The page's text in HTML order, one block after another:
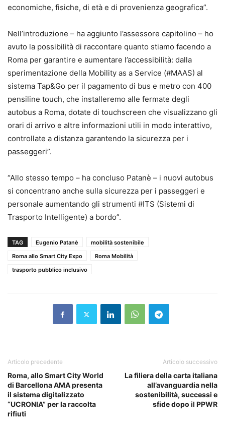
economiche, fisiche, di età e di provenienza geografica”.
Nell’introduzione – ha aggiunto l’assessore capitolino – ho
avuto la possibilità di raccontare quanto stiamo facendo a
Roma per garantire e aumentare l’accessibilità: dalla
sperimentazione della Mobility as a Service (#MAAS) al
sistema Tap&Go per il pagamento di bus e metro con 400
pensiline touch, che installeremo alle fermate degli
autobus a Roma, dotate di touchscreen che visualizzano gli
orari di arrivo e altre informazioni utili in modo interattivo,
controllate a distanza garantendo la sicurezza per i
passeggeri”.
“Allo stesso tempo – ha concluso Patanè – i nuovi autobus
si concentrano anche sulla sicurezza per i passeggeri e
personale aumentando gli strumenti #ITS (Sistemi di
Trasporto Intelligente) a bordo”.
TAG Eugenio Patanè
mobilità sostenibile
Roma allo Smart City Expo
Roma Mobilità
trasporto pubblico inclusivo
Articolo precedente
Roma, allo Smart City World
di Barcellona AMA presenta
il sistema digitalizzato
“UCRONIA” per la raccolta
rifiuti
Articolo successivo
La filiera della carta italiana
all’avanguardia nella
sostenibilità, successi e
sfide dopo il PPWR